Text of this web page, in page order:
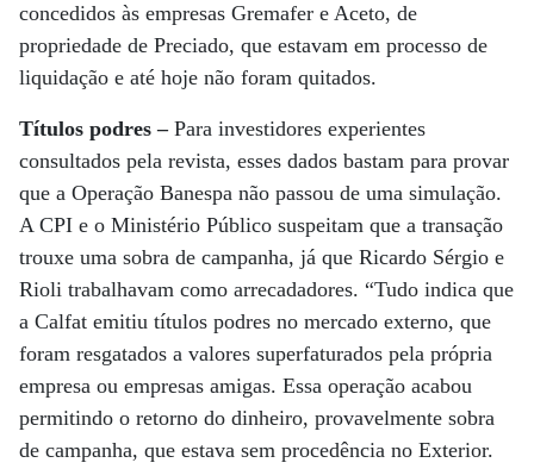
concedidos às empresas Gremafer e Aceto, de
propriedade de Preciado, que estavam em processo de
liquidação e até hoje não foram quitados.
Títulos podres –Para investidores experientes
consultados pela revista, esses dados bastam para provar
que a Operação Banespa não passou de uma simulação.
A CPI e o Ministério Público suspeitam que a transação
trouxe uma sobra de campanha, já que Ricardo Sérgio e
Rioli trabalhavam como arrecadadores. “Tudo indica que
a Calfat emitiu títulos podres no mercado externo, que
foram resgatados a valores superfaturados pela própria
empresa ou empresas amigas. Essa operação acabou
permitindo o retorno do dinheiro, provavelmente sobra
de campanha, que estava sem procedência no Exterior.